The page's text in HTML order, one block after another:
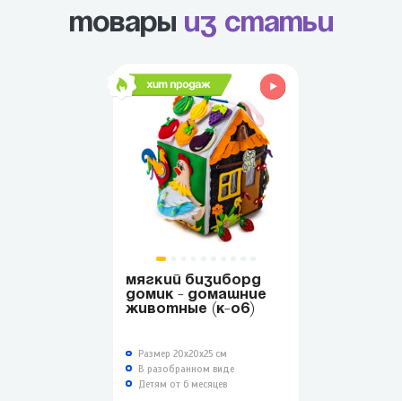
Товары из статьи
МЯГКИЙ БИЗИБОРД
ДОМИК - ДОМАШНИЕ
ЖИВОТНЫЕ (К-06)
Размер 20х20х25 см
В разобранном виде
Детям от 6 месяцев